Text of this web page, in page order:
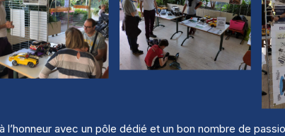
avec un pôle dédié et un bon nombre de